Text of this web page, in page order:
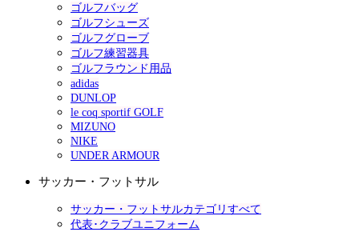
ゴルフバッグ
ゴルフシューズ
ゴルフグローブ
ゴルフ練習器具
ゴルフラウンド用品
adidas
DUNLOP
le coq sportif GOLF
MIZUNO
NIKE
UNDER ARMOUR
サッカー・フットサル
サッカー・フットサルカテゴリすべて
代表･クラブユニフォーム